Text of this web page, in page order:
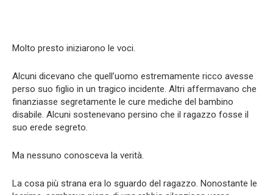
Molto presto iniziarono le voci.
Alcuni dicevano che quell’uomo estremamente ricco avesse
perso suo figlio in un tragico incidente. Altri affermavano che
finanziasse segretamente le cure mediche del bambino
disabile. Alcuni sostenevano persino che il ragazzo fosse il
suo erede segreto.
Ma nessuno conosceva la verità.
La cosa più strana era lo sguardo del ragazzo. Nonostante le